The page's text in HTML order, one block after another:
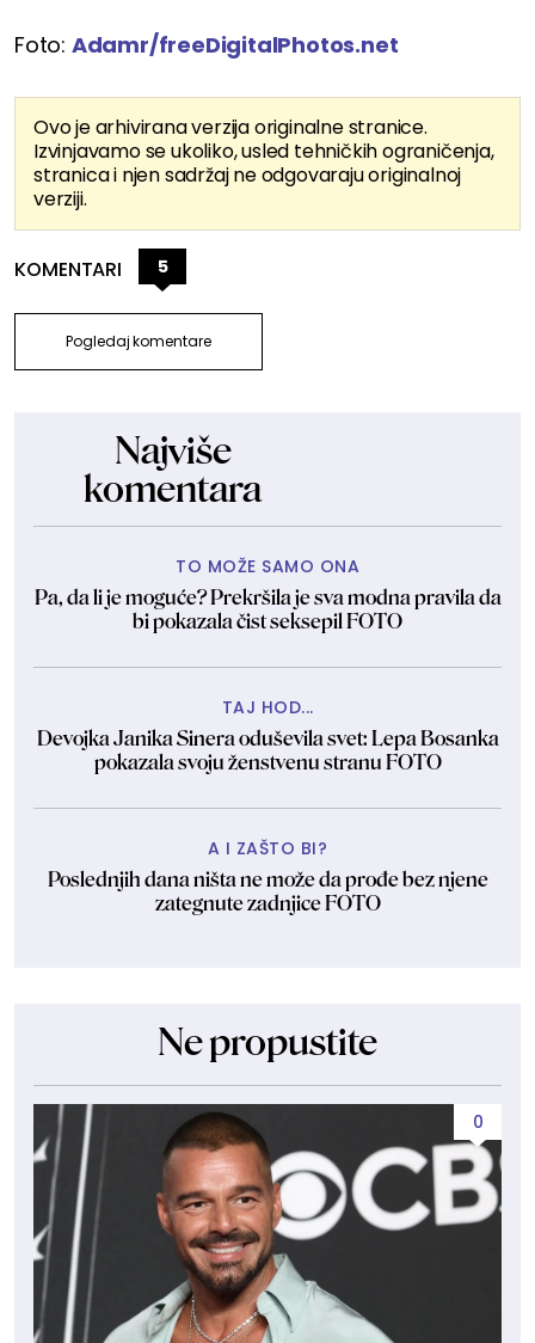
Foto: Adamr/freeDigitalPhotos.net
Ovo je arhivirana verzija originalne stranice.
Izvinjavamo se ukoliko, usled tehničkih ograničenja,
stranica i njen sadržaj ne odgovaraju originalnoj
verziji.
KOMENTARI 5
Pogledaj komentare
Najviše
komentara
TO MOŽE SAMO ONA
Pa, da li je moguće? Prekršila je sva modna pravila da
bi pokazala čist seksepil FOTO
TAJ HOD...
Devojka Janika Sinera oduševila svet: Lepa Bosanka
pokazala svoju ženstvenu stranu FOTO
A I ZAŠTO BI?
Poslednjih dana ništa ne može da prođe bez njene
zategnute zadnjice FOTO
Ne propustite
0